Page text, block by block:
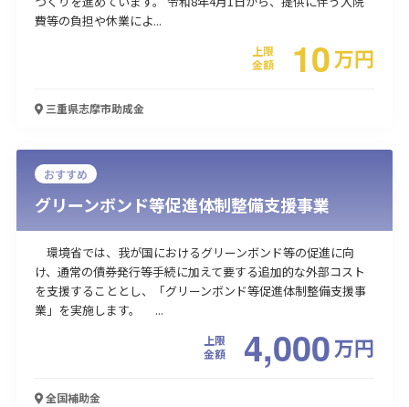
費等の負担や休業によ...
上限
金額
10万円
三重県志摩市助成金
おすすめ
グリーンボンド等促進体制整備支援事業
環境省では、我が国におけるグリーンボンド等の促進に向
け、通常の債券発行等手続に加えて要する追加的な外部コスト
を支援することとし、「グリーンボンド等促進体制整備支援事
業」を実施します。 ...
上限
金額
4,000万円
全国補助金